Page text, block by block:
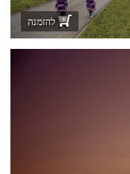
להזמנה